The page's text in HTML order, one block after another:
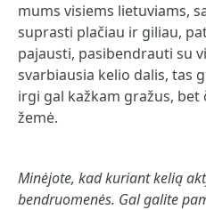
mums visiems lietuviams,
suprasti plačiau ir giliau,
pajausti, pasibendrauti su
svarbiausia kelio dalis, tas
irgi gal kažkam gražus, bet
žemė.
Minėjote, kad kuriant kelią
bendruomenės. Gal galite